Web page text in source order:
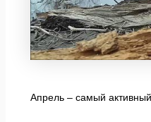
Апрель – самый